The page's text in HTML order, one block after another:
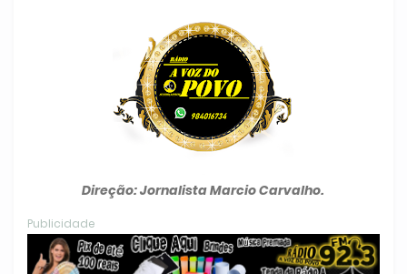
Direção: Jornalista Marcio Carvalho.
Publicidade